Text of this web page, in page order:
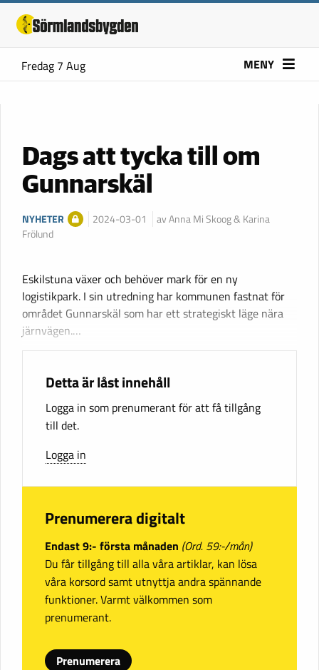
Fredag 7 Aug MENY
Dags att tycka till om
Gunnarskäl
NYHETER 2024-03-01
av Anna Mi Skoog & Karina
Frölund
Eskilstuna växer och behöver mark för en ny
logistikpark. I sin utredning har kommunen fastnat för
området Gunnarskäl som har ett strategiskt läge nära
järnvägen.…
Detta är låst innehåll
Logga in som prenumerant för att få tillgång
till det.
Logga in
Prenumerera digitalt
Endast 9:- första månaden (Ord. 59:-/mån)
Du får tillgång till alla våra artiklar, kan lösa
våra korsord samt utnyttja andra spännande
funktioner. Varmt välkommen som
prenumerant.
Prenumerera